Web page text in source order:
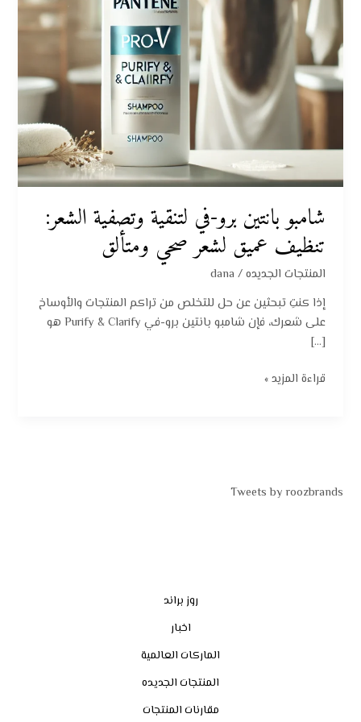
شامبو بانتين برو-في لتنقية وتصفية الشعر:
تنظيف عميق لشعر صحي ومتألق
المنتجات الجديده/
dana
إذا كنتِ تبحثين عن حل للتخلص من تراكم المنتجات والأوساخ
على شعرك، فإن شامبو بانتين برو-في Purify & Clarify هو
[…]
تنظيف
عميق
لشعر
صحي
ومتألق
قراءة المزيد »
Tweets by roozbrands
روز براند
اخبار
الماركات العالمية
المنتجات الجديده
مقارنات المنتجات